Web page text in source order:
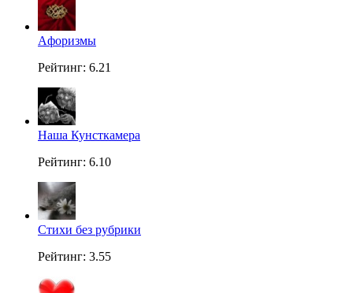
Aфоризмы
Рейтинг: 6.21
Наша Кунсткамера
Рейтинг: 6.10
Стихи без рубрики
Рейтинг: 3.55